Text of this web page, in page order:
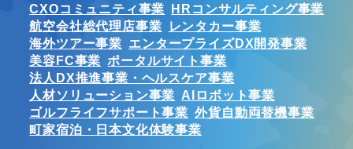
CXOコミュニティ事業 HRコンサルティング事業
航空会社総代理店事業
レンタカー事業
海外ツアー事業 エンタープライズDX開発事業
美容FC事業 ポータルサイト事業
法人DX推進事業・ヘルスケア事業
人材ソリューション事業 AIロボット事業
ゴルフライフサポート事業 外貨自動両替機事業
町家宿泊・日本文化体験事業